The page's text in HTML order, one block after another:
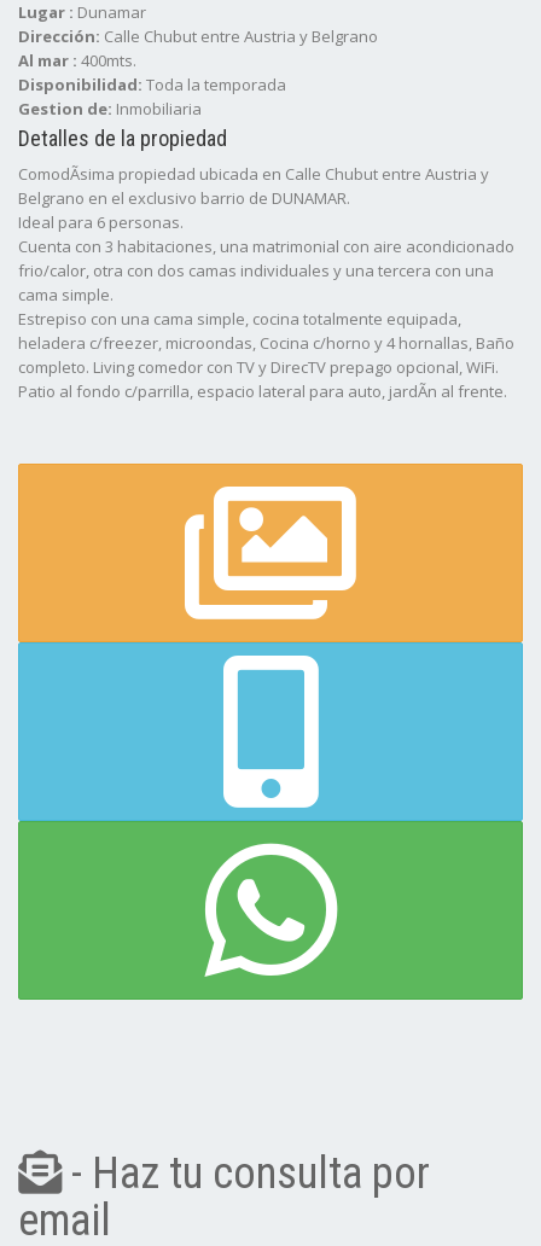
Lugar : Dunamar
Dirección: Calle Chubut entre Austria y Belgrano
Al mar : 400mts.
Disponibilidad: Toda la temporada
Gestion de: Inmobiliaria
Detalles de la propiedad
ComodÃ­sima propiedad ubicada en Calle Chubut entre Austria y
Belgrano en el exclusivo barrio de DUNAMAR.
Ideal para 6 personas.
Cuenta con 3 habitaciones, una matrimonial con aire acondicionado
frio/calor, otra con dos camas individuales y una tercera con una
cama simple.
Estrepiso con una cama simple, cocina totalmente equipada,
heladera c/freezer, microondas, Cocina c/horno y 4 hornallas, Baño
completo. Living comedor con TV y DirecTV prepago opcional, WiFi.
Patio al fondo c/parrilla, espacio lateral para auto, jardÃ­n al frente.
- Haz tu consulta por
email